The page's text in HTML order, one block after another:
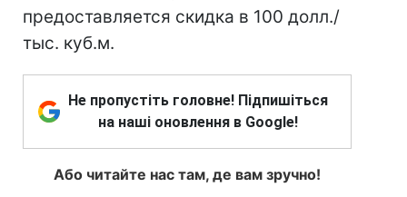
предоставляется скидка в 100 долл./
тыс. куб.м.
Не пропустіть головне! Підпишіться
на наші оновлення в Google!
Або читайте нас там, де вам зручно!